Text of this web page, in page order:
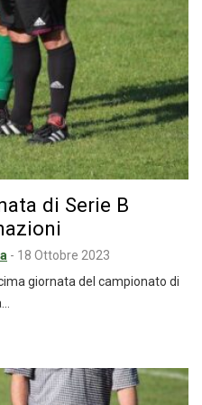
di Serie B
- 18 Ottobre 2023
giornata del campionato di